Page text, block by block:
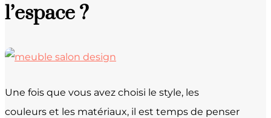
l’espace ?
Une fois que vous avez choisi le style, les
couleurs et les matériaux, il est temps de penser